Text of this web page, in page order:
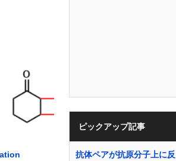
ピックアップ記事
抗体ペアが抗原分子上に反